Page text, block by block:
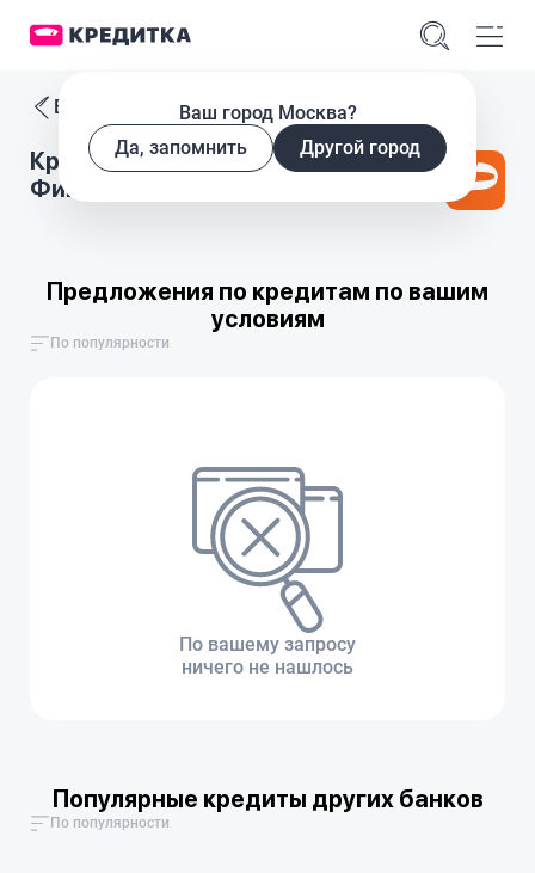
Ваш город Москва?
Да, запомнить
Другой город
Все кредиты
Кредитный калькулятор Авто
Финанс Банк
Предложения по кредитам по вашим
условиям
По популярности
По вашему запросу
ничего не нашлось
Популярные кредиты других банков
По популярности